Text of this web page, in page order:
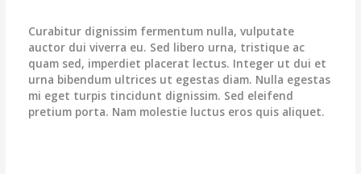
Curabitur dignissim fermentum nulla, vulputate
auctor dui viverra eu. Sed libero urna, tristique ac
quam sed, imperdiet placerat lectus. Integer ut dui et
urna bibendum ultrices ut egestas diam. Nulla egestas
mi eget turpis tincidunt dignissim. Sed eleifend
pretium porta. Nam molestie luctus eros quis aliquet.